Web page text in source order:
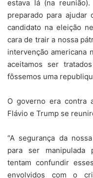
estava lá (na
preparado para
candidato na eleição
cara de trair a nossa
intervenção
aceitamos ser
fôssemos uma
O governo era contra
Flávio e Trump se
“A segurança da
para ser manipulada
tentam confundir
envolvidos com o